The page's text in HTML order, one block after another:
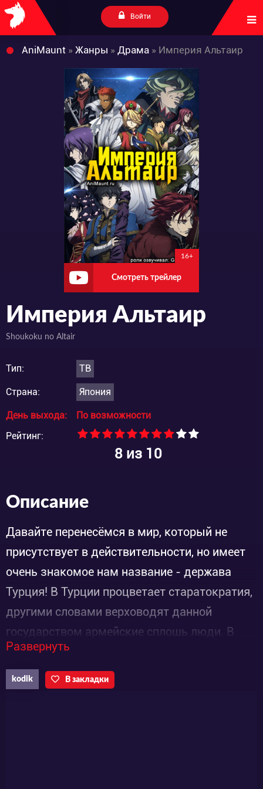
Войти
AniMaunt » Жанры » Драма » Империя Альтаир
16+
Смотреть трейлер
Империя Альтаир
Shoukoku no Altair
Тип: ТВ
Страна: Япония
День выхода:
По возможности
Рейтинг:
8из 10
Описание
Давайте перенесёмся в мир, который не
присутствует в действительности, но имеет
очень знакомое нам название - держава
Турция! В Турции процветает старатократия,
другими словами верховодят данной
государством армейские сплошь люди. В
правительстве посиживают сплошь и рядом
генералы, что обладают прериями и
пустынями, занимающими великую
Развернуть
kodik В закладки